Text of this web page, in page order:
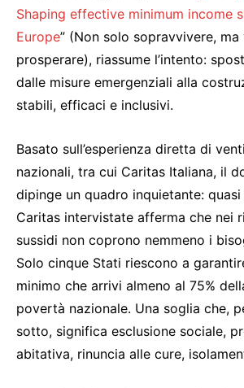
Shaping effective minimum income
Europe” (Non solo sopravvivere,
prosperare), riassume l’intento:
dalle misure emergenziali alla
stabili, efficaci e inclusivi.
Basato sull’esperienza diretta di
nazionali, tra cui Caritas Italiana, il
dipinge un quadro inquietante:
Caritas intervistate afferma che nei
sussidi non coprono nemmeno i
Solo cinque Stati riescono a
minimo che arrivi almeno al 75%
povertà nazionale. Una soglia che,
sotto, significa esclusione sociale,
abitativa, rinuncia alle cure,